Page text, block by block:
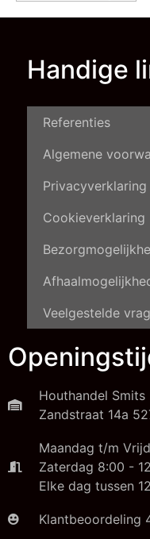
Handige
Referenties
Algemene
Privacyverklaring
Cookieverklaring
Veelgestelde
Houthandel Smits
Zandstraat 14a
Maandag t/m
Zaterdag 8:00 -
Elke dag tussen
Klantbeoordeling